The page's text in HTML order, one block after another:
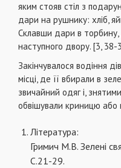
яким стояв стіл з
дари на рушнику: хліб,
Склавши дари в торбину,
наступного двору. [3, 38-
Закінчувалося водіння
місці, де її вбирали в
звичайний одяг і,
обвішували криницю або
Література:
Гримич М.В. Зелені
С.21-29.